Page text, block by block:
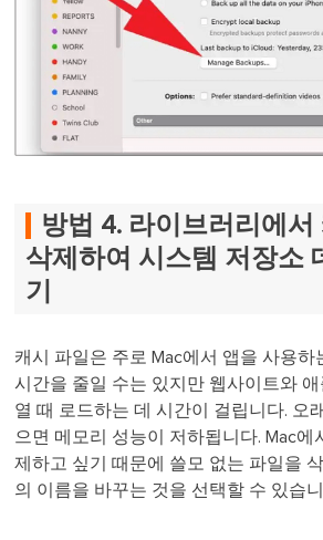
방법 4. 라이브러리에서
삭제하여 시스템 저장소
기
캐시 파일은 주로 Mac에서 앱을 사용하
시간을 줄일 수는 있지만 웹사이트와 애
열 때 로드하는 데 시간이 걸립니다. 오
으면 메모리 성능이 저하됩니다. Mac에
제하고 싶기 때문에 쓸모 없는 파일을
의 이름을 바꾸는 것을 선택할 수 있습